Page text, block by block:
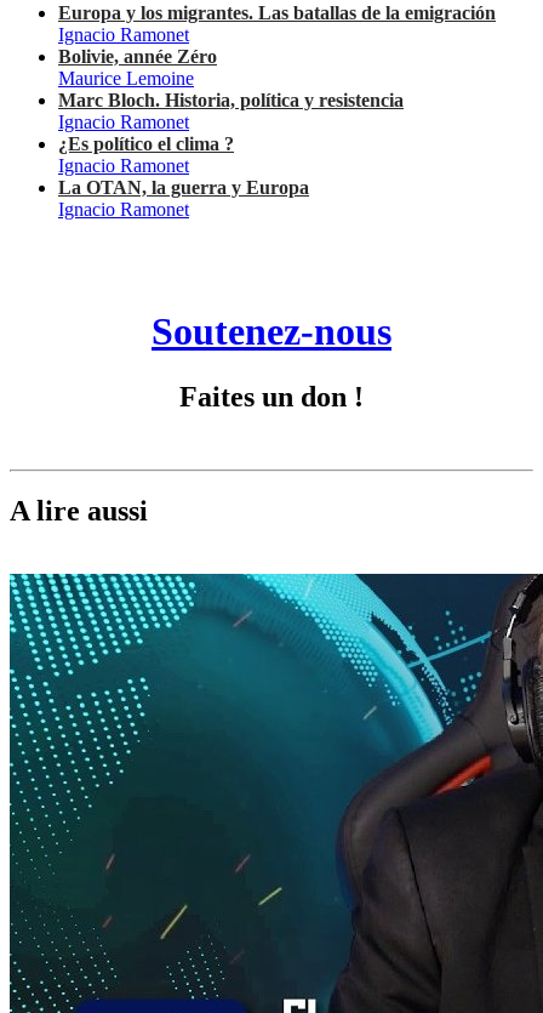
Europa y los migrantes. Las batallas de la emigración
Ignacio Ramonet
Bolivie, année Zéro
Maurice Lemoine
Marc Bloch. Historia, política y resistencia
Ignacio Ramonet
¿Es político el clima ?
Ignacio Ramonet
La OTAN, la guerra y Europa
Ignacio Ramonet
Soutenez-nous
Faites un don !
A lire aussi